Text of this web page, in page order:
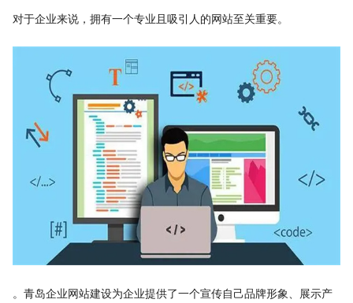
对于企业来说，拥有一个专业且吸引人的网站至关重要。
。青岛企业网站建设为企业提供了一个宣传自己品牌形象、展示产